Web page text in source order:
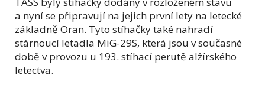
a nyní se připravují na jejich první lety na letecké
základně Oran. Tyto stíhačky také nahradí
stárnoucí letadla MiG-29S, která jsou v současné
době v provozu u 193. stíhací perutě alžírského
letectva.